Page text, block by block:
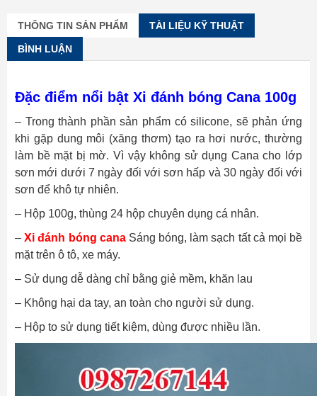
THÔNG TIN SẢN PHẨM TÀI LIỆU KỸ THUẬT
BÌNH LUẬN
Đặc điểm nổi bật Xi đánh bóng Cana 100g
– Trong thành phần sản phẩm có silicone, sẽ phản ứng
khi gặp dung môi (xăng thơm) tạo ra hơi nước, thường
làm bề mặt bị mờ. Vì vậy không sử dụng Cana cho lớp
sơn mới dưới 7 ngày đối với sơn hấp và 30 ngày đối với
sơn để khô tự nhiên.
– Hộp 100g, thùng 24 hộp chuyên dụng cá nhân.
–Xi đánh bóng canaSáng bóng, làm sạch tất cả mọi bề
mặt trên ô tô, xe máy.
– Sử dụng dễ dàng chỉ bằng giẻ mềm, khăn lau
– Không hại da tay, an toàn cho người sử dụng.
– Hộp to sử dụng tiết kiệm, dùng được nhiều lần.